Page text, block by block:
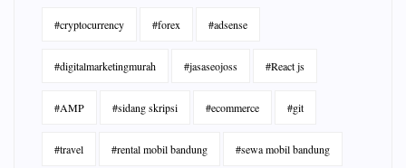
#cryptocurrency #forex #adsense
#digitalmarketingmurah #jasaseojoss #React js
#AMP #sidang skripsi #ecommerce #git
#travel #rental mobil bandung #sewa mobil bandung